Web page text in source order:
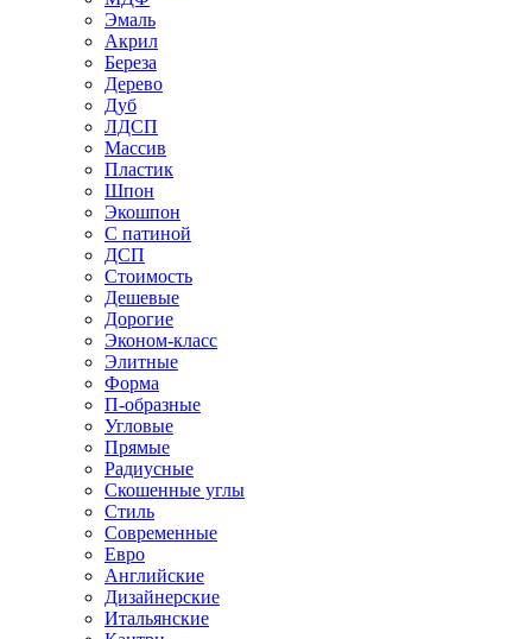
Эмаль
Акрил
Береза
Дерево
Дуб
ЛДСП
Массив
Пластик
Шпон
Экошпон
С патиной
ДСП
Стоимость
Дешевые
Дорогие
Эконом-класс
Элитные
Форма
П-образные
Угловые
Прямые
Радиусные
Скошенные углы
Стиль
Современные
Евро
Английские
Дизайнерские
Итальянские